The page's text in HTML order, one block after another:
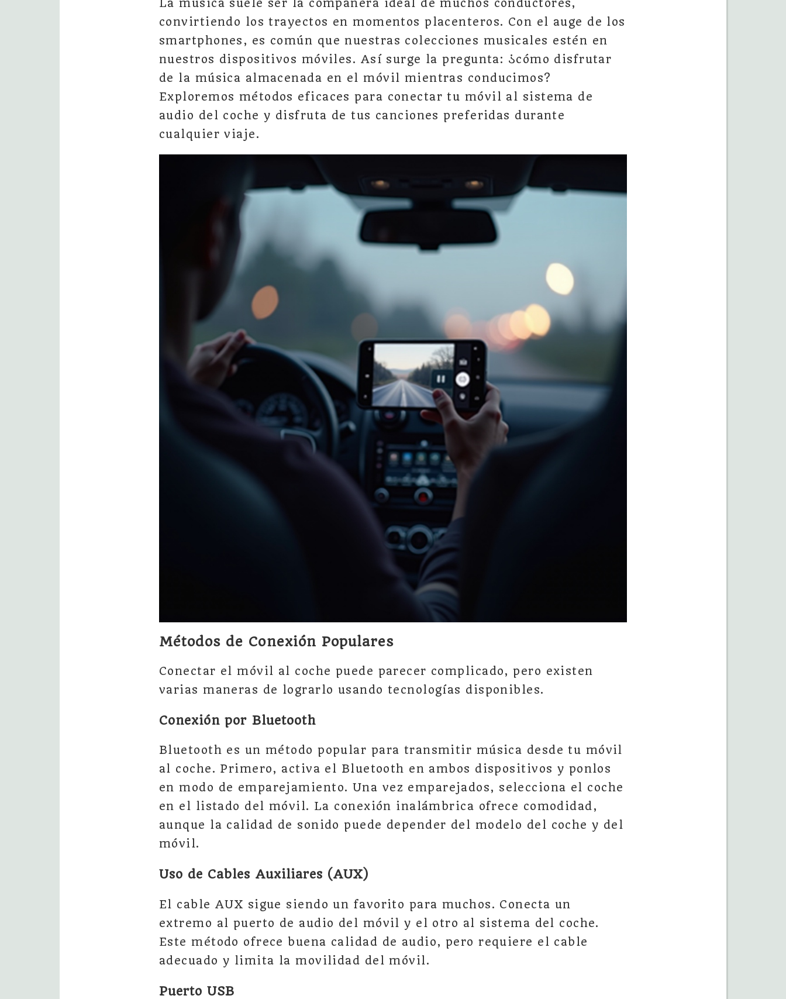
La música suele ser la compañera ideal de muchos conductores,
convirtiendo los trayectos en momentos placenteros. Con el auge de los
smartphones, es común que nuestras colecciones musicales estén en
nuestros dispositivos móviles. Así surge la pregunta: ¿cómo disfrutar
de la música almacenada en el móvil mientras conducimos?
Exploremos métodos eficaces para conectar tu móvil al sistema de
audio del coche y disfruta de tus canciones preferidas durante
cualquier viaje.
Métodos de Conexión Populares
Conectar el móvil al coche puede parecer complicado, pero existen
varias maneras de lograrlo usando tecnologías disponibles.
Conexión por Bluetooth
Bluetooth es un método popular para transmitir música desde tu móvil
al coche. Primero, activa el Bluetooth en ambos dispositivos y ponlos
en modo de emparejamiento. Una vez emparejados, selecciona el coche
en el listado del móvil. La conexión inalámbrica ofrece comodidad,
aunque la calidad de sonido puede depender del modelo del coche y del
móvil.
Uso de Cables Auxiliares (AUX)
El cable AUX sigue siendo un favorito para muchos. Conecta un
extremo al puerto de audio del móvil y el otro al sistema del coche.
Este método ofrece buena calidad de audio, pero requiere el cable
adecuado y limita la movilidad del móvil.
Puerto USB